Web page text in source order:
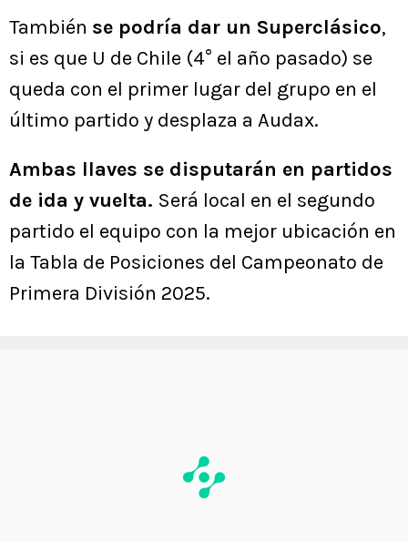
También se podría dar un Superclásico,
si es que U de Chile (4° el año pasado) se
queda con el primer lugar del grupo en el
último partido y desplaza a Audax.
Ambas llaves se disputarán en partidos
de ida y vuelta. Será local en el segundo
partido el equipo con la mejor ubicación en
la Tabla de Posiciones del Campeonato de
Primera División 2025.